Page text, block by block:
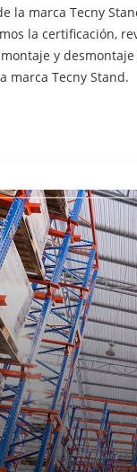
la marca Tecny
la certificación,
y
marca Tecny Stand.